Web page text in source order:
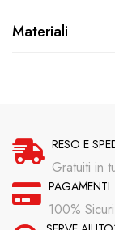
Materiali
RESO E
Gratuiti in
PAGAMENTI
100% Sicuri